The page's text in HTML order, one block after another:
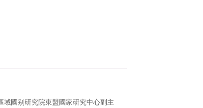
國别研究院東盟國家研究中心副主